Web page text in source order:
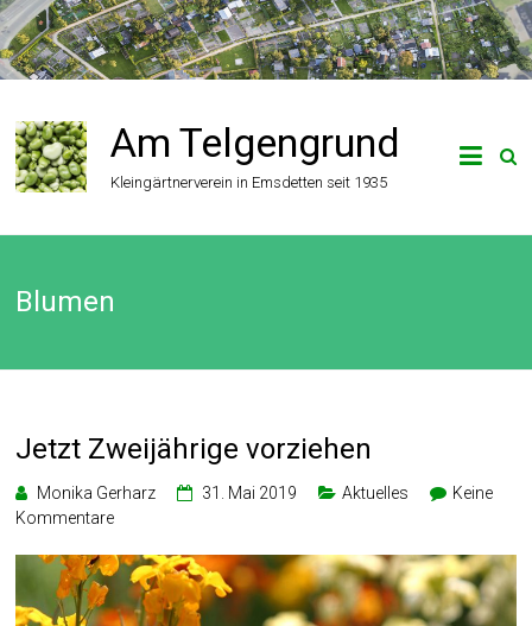
Zum
Inhalt
springen
Am Telgengrund
Kleingärtnerverein in Emsdetten seit 1935
Blumen
Jetzt Zweijährige vorziehen
Monika Gerharz 31. Mai 2019 Aktuelles
Keine
Kommentare